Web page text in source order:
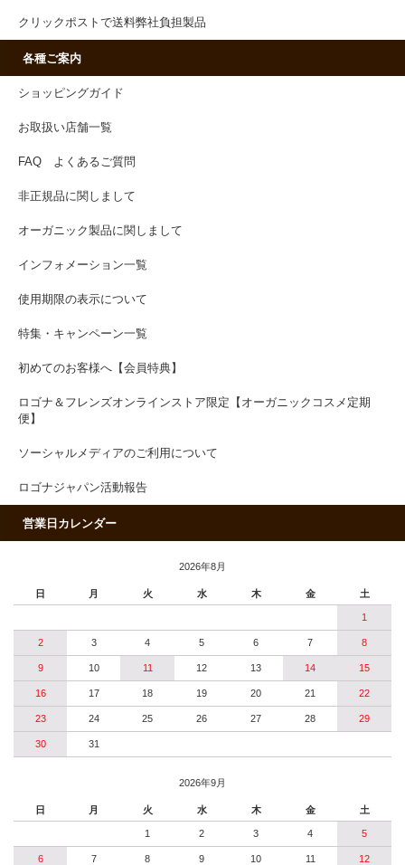
クリックポストで送料弊社負担製品
各種ご案内
ショッピングガイド
お取扱い店舗一覧
FAQ よくあるご質問
非正規品に関しまして
オーガニック製品に関しまして
インフォメーション一覧
使用期限の表示について
特集・キャンペーン一覧
初めてのお客様へ【会員特典】
ロゴナ＆フレンズオンラインストア限定【オーガニックコスメ定期
便】
ソーシャルメディアのご利用について
ロゴナジャパン活動報告
営業日カレンダー
2026年8月
日 月 火 水 木 金 土
1
2 3 4 5 6 7 8
9 10 11 12 13 14 15
16 17 18 19 20 21 22
23 24 25 26 27 28 29
30 31
2026年9月
日 月 火 水 木 金 土
1 2 3 4 5
6 7 8 9 10 11 12